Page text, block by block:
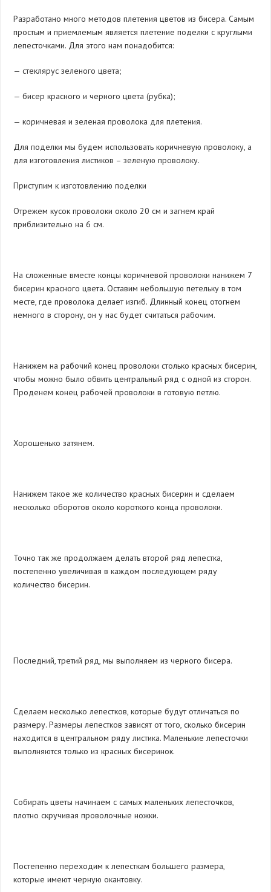
Разработано много методов плетения цветов из бисера. Самым
простым и приемлемым является плетение поделки с круглыми
лепесточками. Для этого нам понадобится:
— стеклярус зеленого цвета;
— бисер красного и черного цвета (рубка);
— коричневая и зеленая проволока для плетения.
Для поделки мы будем использовать коричневую проволоку, а
для изготовления листиков – зеленую проволоку.
Приступим к изготовлению поделки
Отрежем кусок проволоки около 20 см и загнем край
приблизительно на 6 см.
На сложенные вместе концы коричневой проволоки нанижем 7
бисерин красного цвета. Оставим небольшую петельку в том
месте, где проволока делает изгиб. Длинный конец отогнем
немного в сторону, он у нас будет считаться рабочим.
Нанижем на рабочий конец проволоки столько красных бисерин,
чтобы можно было обвить центральный ряд с одной из сторон.
Проденем конец рабочей проволоки в готовую петлю.
Хорошенько затянем.
Нанижем такое же количество красных бисерин и сделаем
несколько оборотов около короткого конца проволоки.
Точно так же продолжаем делать второй ряд лепестка,
постепенно увеличивая в каждом последующем ряду
количество бисерин.
Последний, третий ряд, мы выполняем из черного бисера.
Сделаем несколько лепестков, которые будут отличаться по
размеру. Размеры лепестков зависят от того, сколько бисерин
находится в центральном ряду листика. Маленькие лепесточки
выполняются только из красных бисеринок.
Собирать цветы начинаем с самых маленьких лепесточков,
плотно скручивая проволочные ножки.
Постепенно переходим к лепесткам большего размера,
которые имеют черную окантовку.